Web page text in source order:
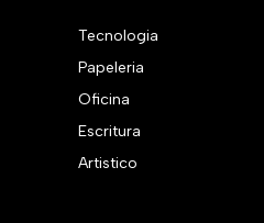
Tecnologia
Papeleria
Oficina
Escritura
Artistico